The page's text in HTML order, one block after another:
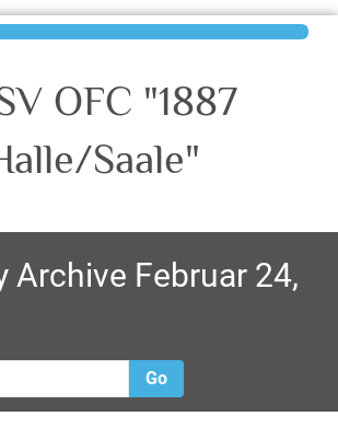
OFC "1887
Saale"
Archive Februar 24,
Go